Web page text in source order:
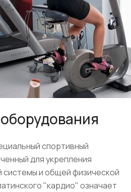
спортивный
для укрепления
и общей физической
"кардио" означает